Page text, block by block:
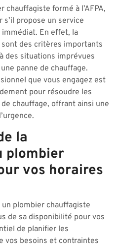
chauffagiste formé à l’AFPA,
propose un service
immédiat. En effet, la
des critères importants
des situations imprévues
panne de chauffage.
que vous engagez est
pour résoudre les
chauffage, offrant ainsi une
la
plombier
vos horaires
plombier chauffagiste
de sa disponibilité pour vos
de planifier les
vos besoins et contraintes